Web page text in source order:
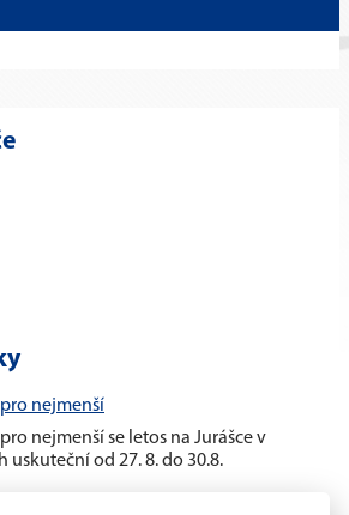
nejmenší
nejmenší se letos na Jurášce v
uskuteční od 27. 8. do 30.8.